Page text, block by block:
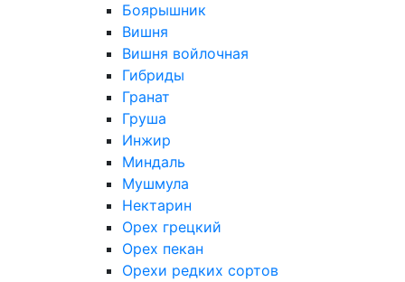
Боярышник
Вишня
Вишня войлочная
Гибриды
Гранат
Груша
Инжир
Миндаль
Мушмула
Нектарин
Орех грецкий
Орех пекан
Орехи редких сортов